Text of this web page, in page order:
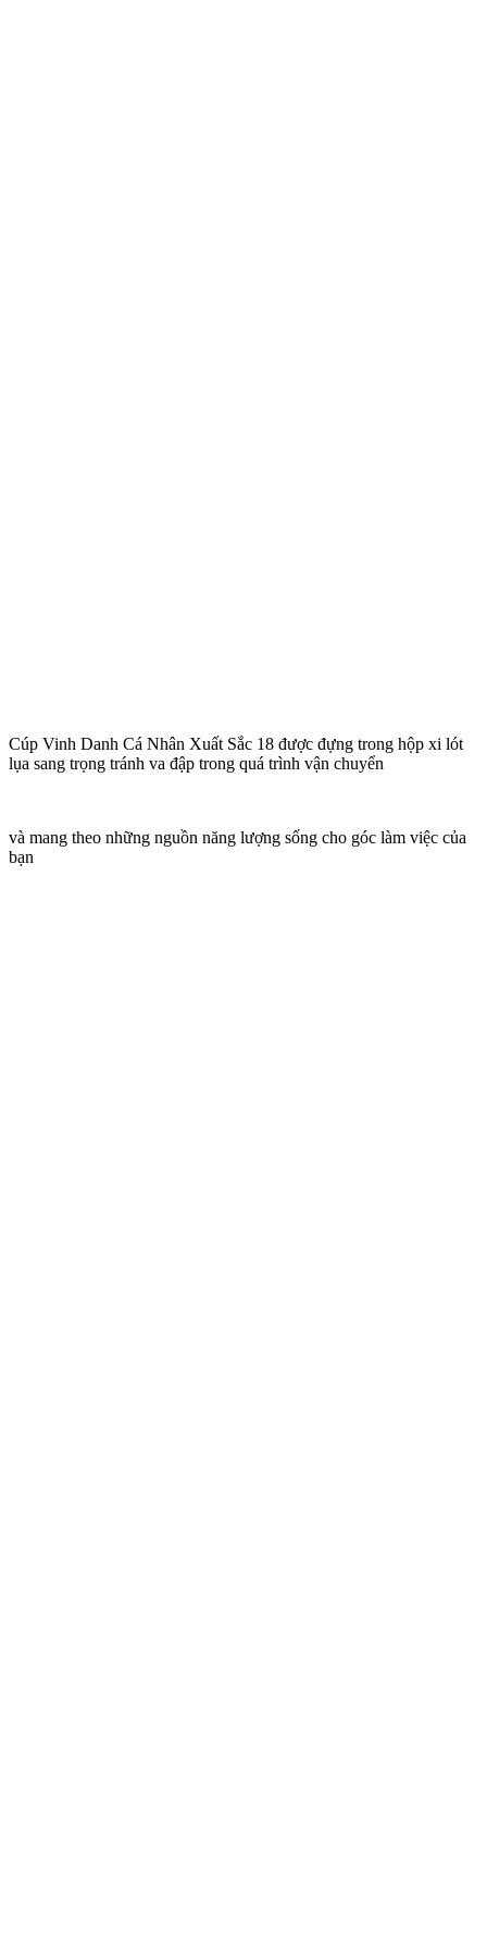
Cúp Vinh Danh Cá Nhân Xuất Sắc 18 được đựng trong hộp xi lót
lụa sang trọng tránh va đập trong quá trình vận chuyển
và mang theo những nguồn năng lượng sống cho góc làm việc của
bạn